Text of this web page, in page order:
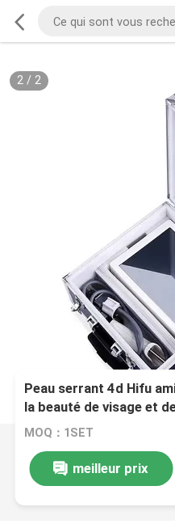
2/ 2
Peau serrant 4d Hifu
la beauté de visage et
MOQ：1SET
meilleur prix